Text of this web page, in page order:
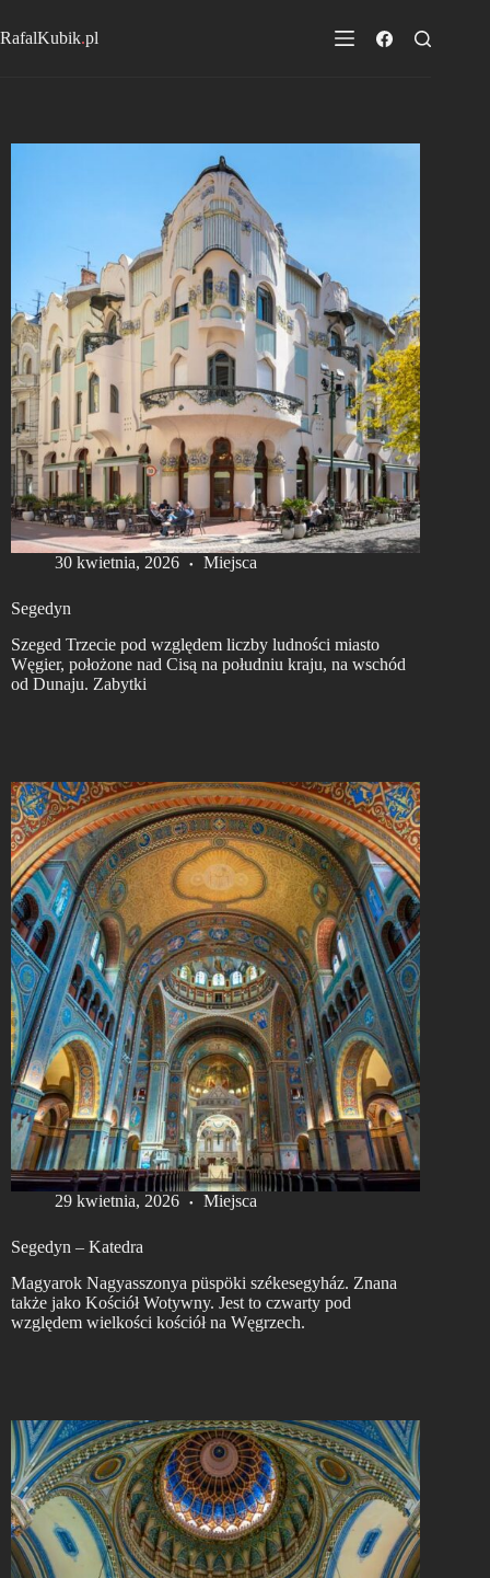
do
treści
RafalKubik.pl
30 kwietnia, 2026 Miejsca
Segedyn
Szeged Trzecie pod względem liczby ludności miasto
Węgier, położone nad Cisą na południu kraju, na wschód
od Dunaju. Zabytki
29 kwietnia, 2026 Miejsca
Segedyn – Katedra
Magyarok Nagyasszonya püspöki székesegyház. Znana
także jako Kościół Wotywny. Jest to czwarty pod
względem wielkości kościół na Węgrzech.